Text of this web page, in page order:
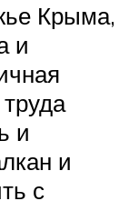
Крыма,
и
и
и
с